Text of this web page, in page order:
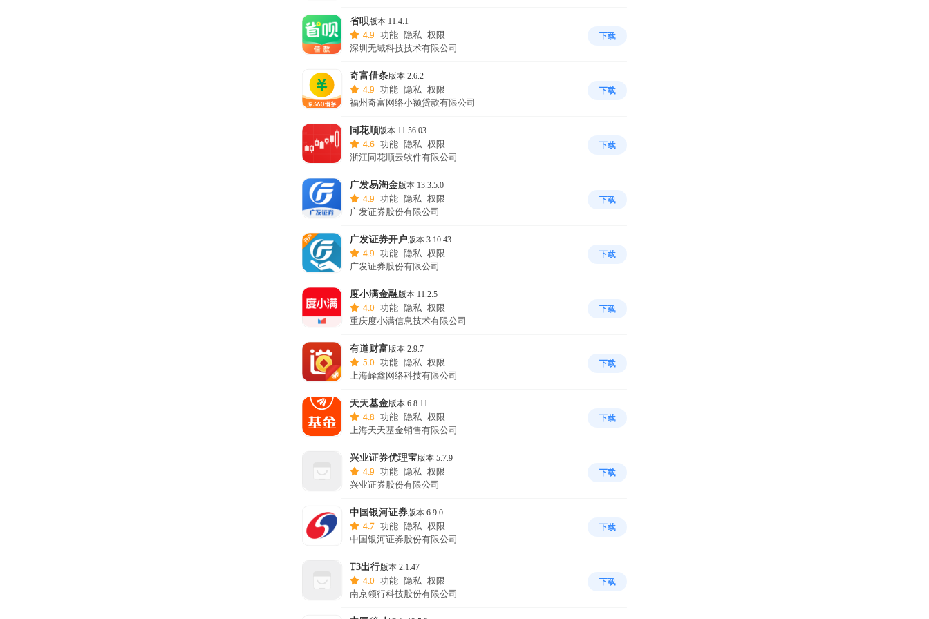
省呗版本 11.4.1
4.9 功能 隐私 权限
深圳无域科技技术有限公司
下载
奇富借条版本 2.6.2
4.9 功能 隐私 权限
福州奇富网络小额贷款有限公司
下载
同花顺版本 11.56.03
4.6 功能 隐私 权限
浙江同花顺云软件有限公司
下载
广发易淘金版本 13.3.5.0
4.9 功能 隐私 权限
广发证券股份有限公司
下载
广发证券开户版本 3.10.43
4.9 功能 隐私 权限
广发证券股份有限公司
下载
度小满金融版本 11.2.5
4.0 功能 隐私 权限
重庆度小满信息技术有限公司
下载
有道财富版本 2.9.7
5.0 功能 隐私 权限
上海峄鑫网络科技有限公司
下载
天天基金版本 6.8.11
4.8 功能 隐私 权限
上海天天基金销售有限公司
下载
兴业证券优理宝版本 5.7.9
4.9 功能 隐私 权限
兴业证券股份有限公司
下载
中国银河证券版本 6.9.0
4.7 功能 隐私 权限
中国银河证券股份有限公司
下载
T3出行版本 2.1.47
4.0 功能 隐私 权限
南京领行科技股份有限公司
下载